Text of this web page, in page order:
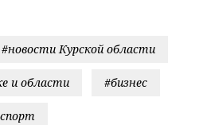
#новости Курской области
и области #бизнес